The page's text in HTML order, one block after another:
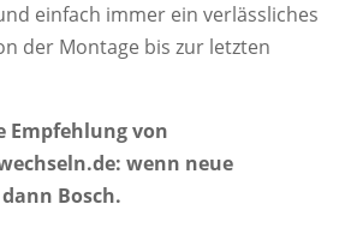
einfach immer ein verlässliches
der Montage bis zur letzten
Empfehlung von
wenn neue
Bosch.